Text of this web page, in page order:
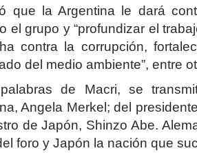
que la Argentina le dará
el grupo y “profundizar el
contra la corrupción,
del medio ambiente”, entre
de Macri, se
Angela Merkel; del
de Japón, Shinzo Abe.
foro y Japón la nación que